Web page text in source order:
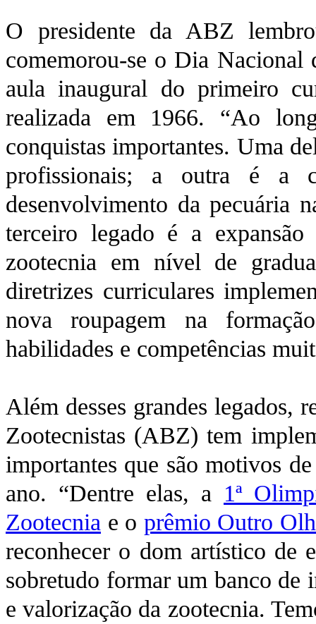
O presidente da ABZ
comemorou-se o Dia Nacional
aula inaugural do primeiro
realizada em 1966. “Ao
conquistas importantes. Uma
profissionais; a outra é a
desenvolvimento da pecuária
terceiro legado é a
zootecnia em nível de
diretrizes curriculares
nova roupagem na
habilidades e competências
Além desses grandes legados,
Zootecnistas (ABZ) tem
importantes que são motivos
ano. “Dentre elas, a 1ª
Zootecnia e o prêmio Outro
reconhecer o dom artístico de
sobretudo formar um banco de
e valorização da zootecnia.